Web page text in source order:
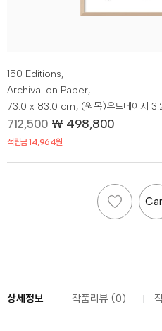
150 Editions,
Archival on Paper,
73.0 x 83.0 cm, (원목)우드베이지
712,500 ₩ 498,800
적립금 14,964원
상세정보 작품리뷰 (0)